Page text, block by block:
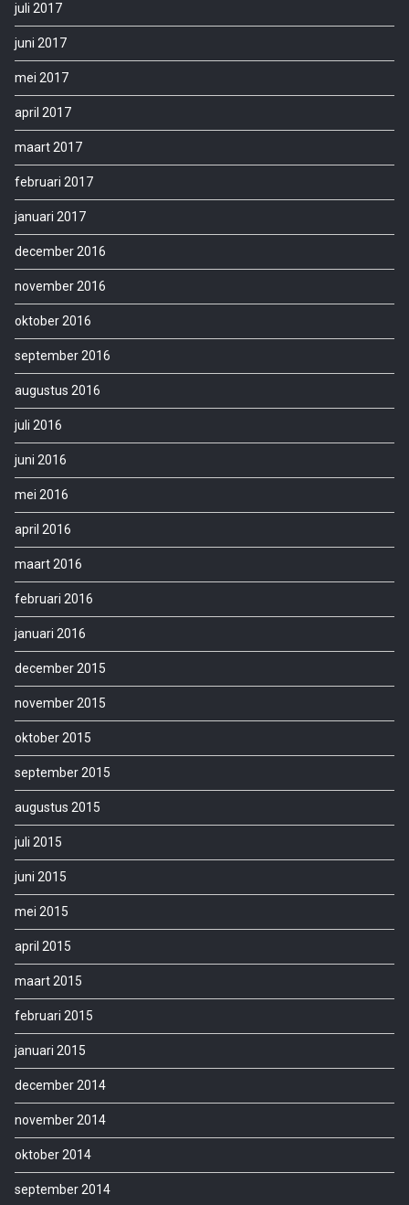
juli 2017
juni 2017
mei 2017
april 2017
maart 2017
februari 2017
januari 2017
december 2016
november 2016
oktober 2016
september 2016
augustus 2016
juli 2016
juni 2016
mei 2016
april 2016
maart 2016
februari 2016
januari 2016
december 2015
november 2015
oktober 2015
september 2015
augustus 2015
juli 2015
juni 2015
mei 2015
april 2015
maart 2015
februari 2015
januari 2015
december 2014
november 2014
oktober 2014
september 2014